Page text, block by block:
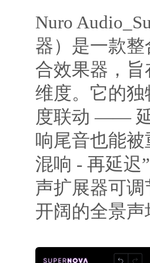
Nuro
器）是一款
合效果器，
维度。它的
度联动 ——
响尾音也能
混响 - 再延迟
声扩展器可
开阔的全景